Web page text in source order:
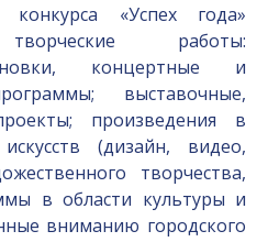
«Успех года»
творческие работы:
концертные и
выставочные,
произведения в
(дизайн, видео,
творчества,
в области культуры и
вниманию городского